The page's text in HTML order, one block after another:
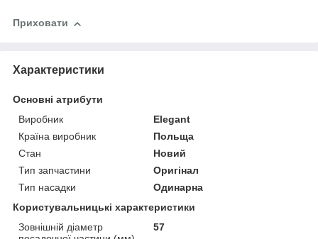
Приховати
Характеристики
Основні атрибути
Виробник
Elegant
Країна виробник
Польща
Стан
Новий
Тип запчастини
Оригінал
Тип насадки
Одинарна
Користувальницькі характеристики
Зовнішній діаметр
57